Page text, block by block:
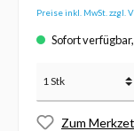
Preise inkl. MwSt. zzgl.
Sofort
Zum